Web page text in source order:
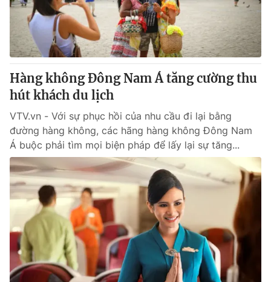
Thị trường 24h Tấm lòng Việt
VTV4 Vươn mình bằng AI
VTV9
Liên hệ tòa soạn English
THỜI BÁO VTV
Theo dõi báo trên
Cơ quan chủ quản:Đài Truyền hình Việt Nam
Cơ quan báo chí:Thời báo VTV
Hàng không Đông Nam Á tăng cường thu
hút khách du lịch
VTV.vn - Với sự phục hồi của nhu cầu đi lại bằng
đường hàng không, các hãng hàng không Đông Nam
Á buộc phải tìm mọi biện pháp để lấy lại sự tăng...